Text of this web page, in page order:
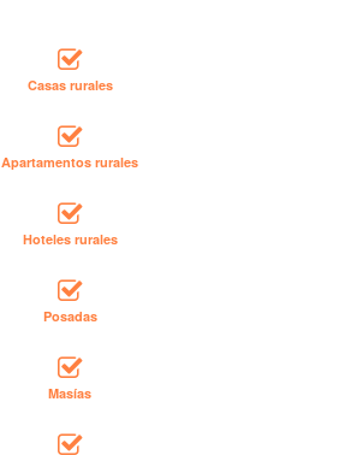
Casas rurales
Apartamentos rurales
Hoteles rurales
Posadas
Masías